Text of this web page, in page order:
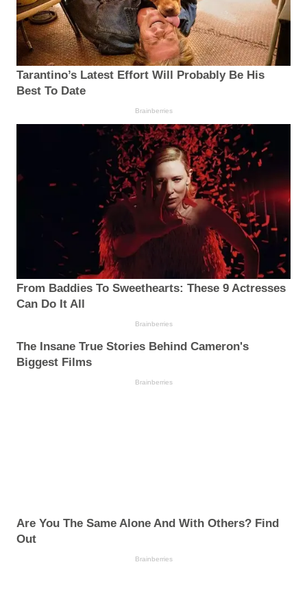
Tarantino’s Latest Effort Will Probably Be His
Best To Date
Brainberries
From Baddies To Sweethearts: These 9 Actresses
Can Do It All
Brainberries
The Insane True Stories Behind Cameron's
Biggest Films
Brainberries
Are You The Same Alone And With Others? Find
Out
Brainberries